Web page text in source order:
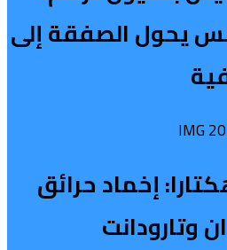
يحول الصفقة إلى
على 12 هكتارا: إخماد حرائق
وتارودانت